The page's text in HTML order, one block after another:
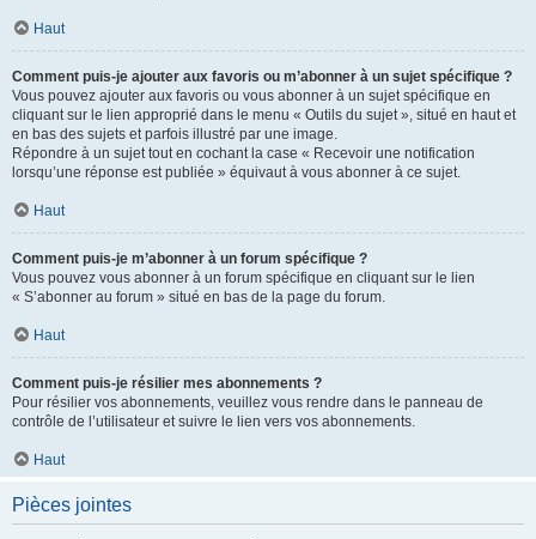
Haut
Comment puis-je ajouter aux favoris ou m’abonner à un sujet spécifique ?
Vous pouvez ajouter aux favoris ou vous abonner à un sujet spécifique en
cliquant sur le lien approprié dans le menu « Outils du sujet », situé en haut et
en bas des sujets et parfois illustré par une image.
Répondre à un sujet tout en cochant la case « Recevoir une notification
lorsqu’une réponse est publiée » équivaut à vous abonner à ce sujet.
Haut
Comment puis-je m’abonner à un forum spécifique ?
Vous pouvez vous abonner à un forum spécifique en cliquant sur le lien
« S’abonner au forum » situé en bas de la page du forum.
Haut
Comment puis-je résilier mes abonnements ?
Pour résilier vos abonnements, veuillez vous rendre dans le panneau de
contrôle de l’utilisateur et suivre le lien vers vos abonnements.
Haut
Pièces jointes